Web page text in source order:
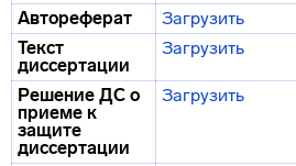
Автореферат
Загрузить
Текст
диссертации
Загрузить
Решение ДС о
приеме к
защите
диссертации
Загрузить